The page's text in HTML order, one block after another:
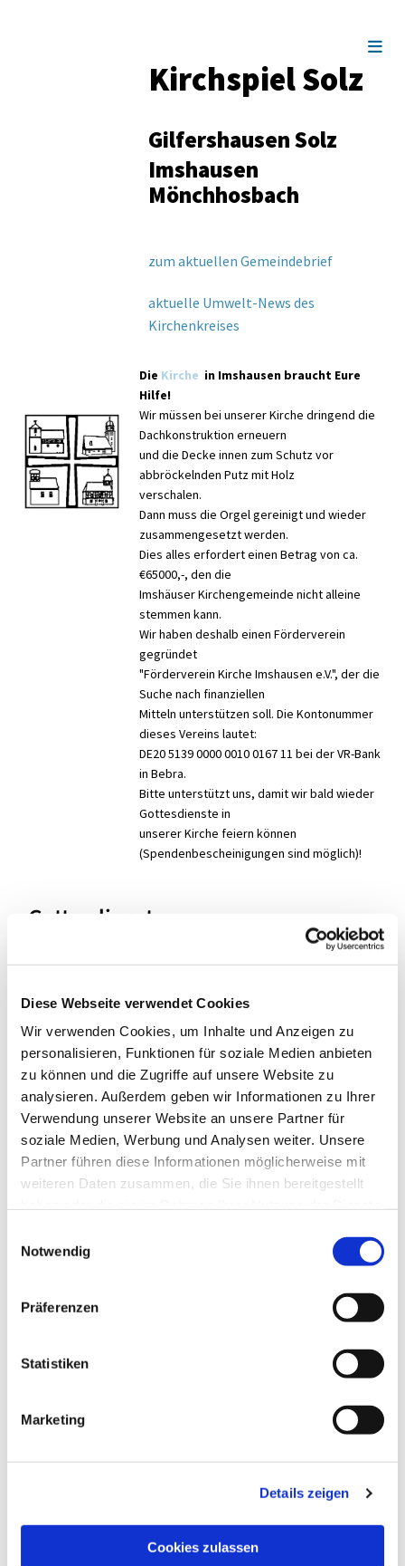
Diese Webseite verwendet Cookies
Wir verwenden Cookies, um Inhalte und Anzeigen zu
personalisieren, Funktionen für soziale Medien anbieten
zu können und die Zugriffe auf unsere Website zu
analysieren. Außerdem geben wir Informationen zu Ihrer
Verwendung unserer Website an unsere Partner für
soziale Medien, Werbung und Analysen weiter. Unsere
Partner führen diese Informationen möglicherweise mit
weiteren Daten zusammen, die Sie ihnen bereitgestellt
Notwendig
Präferenzen
Statistiken
Marketing
Details zeigen
Cookies zulassen
Kirchspiel Solz
Gilfershausen Solz
Imshausen
Mönchhosbach
zum aktuellen Gemeindebrief
aktuelle Umwelt-News des
Kirchenkreises
Die Kirche in Imshausen braucht Eure
Hilfe!
Wir müssen bei unserer Kirche dringend die
Dachkonstruktion erneuern
und die Decke innen zum Schutz vor
abbröckelnden Putz mit Holz
verschalen.
Dann muss die Orgel gereinigt und wieder
zusammengesetzt werden.
Dies alles erfordert einen Betrag von ca.
€65000,-, den die
Imshäuser Kirchengemeinde nicht alleine
stemmen kann.
Wir haben deshalb einen Förderverein
gegründet
"Förderverein Kirche Imshausen e.V.", der die
Suche nach finanziellen
Mitteln unterstützen soll. Die Kontonummer
dieses Vereins lautet:
DE20 5139 0000 0010 0167 11 bei der VR-Bank
in Bebra.
Bitte unterstützt uns, damit wir bald wieder
Gottesdienste in
unserer Kirche feiern können
(Spendenbescheinigungen sind möglich)!
Gottesdienst
Kirche Gilfershausen, Ringstrasse, 36179